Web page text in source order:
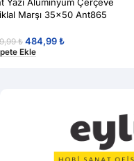
Marşı 35×50 Ant865
₺ 484,99₺
Ekle